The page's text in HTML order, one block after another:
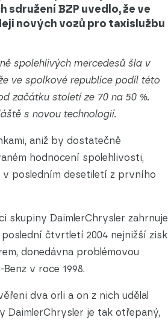
sdružení BZP uvedlo, že ve
nových vozů pro taxislužbu
spolehlivých mercedesů šla v
ve spolkové republice podíl této
začátku století ze 70 na 50 %.
s novou technologií.
aniž by dostatečně
hodnocení spolehlivosti,
v posledním desetiletí z prvního
skupiny DaimlerChrysler zahrnuje
čtvrtletí 2004 nejnižší zisk
donedávna problémovou
v roce 1998.
dva orli a on z nich udělal
DaimlerChrysler je tak otřepaný,